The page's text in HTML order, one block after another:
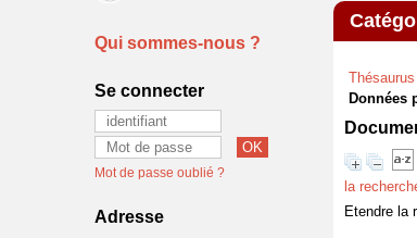
Données
la
Etendre la
Qui sommes-nous ?
Se connecter
Mot de passe oublié ?
Adresse